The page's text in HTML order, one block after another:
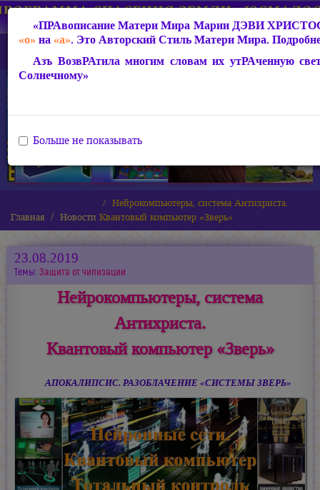
Главная Новости
Нейрокомпьютеры, система Антихриста.
Квантовый компьютер «Зверь»
23.08.2019
Темы: Защита от чипизации
Нейрокомпьютеры, система
Антихриста.
Квантовый компьютер «Зверь»
АПОКАЛИПСИС. РАЗОБЛАЧЕНИЕ «СИСТЕМЫ ЗВЕРЬ»
«ПРАвописание Матери Мира Марии ДЭВИ
«о» на «а». Это Авторский Стиль Матери Мира.
Азъ ВозвРАтила многим словам их утРАченную
Солнечному»
Больше не показывать